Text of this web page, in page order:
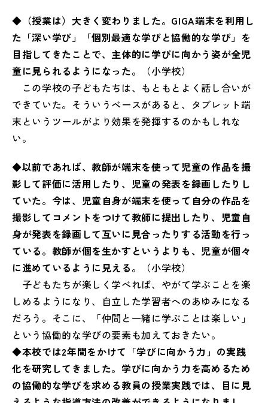
◆（授業は）大きく変わりました。GIGA端末を利用し
た「深い学び」「個別最適な学びと協働的な学び」を
目指してきたことで、主体的に学びに向かう姿が全児
童に見られるようになった。
（小学校）
この学校の子どもたちは、もともとよく話し合いが
できていた。そういうベースがあると、タブレット端
末というツールがより効果を発揮するのかもしれな
い。
◆以前であれば、教師が端末を使って児童の作品を撮
影して評価に活用したり、児童の発表を録画したりし
ていた。今は、児童自身が端末を使って自分の作品を
撮影してコメントをつけて教師に提出したり、児童自
身が発表を録画して互いに見合ったりする活動を行っ
ている。教師が個を生かすというよりも、児童が個々
に進めているように見える。
（小学校）
子どもたちが楽しく学べれば、やがて学ぶことを楽
しめるようになり、自立した学習者へのあゆみになる
だろう。そこに、「仲間と一緒に学ぶことは楽しい」
という協働的な学びの要素も加えておきたい。
◆本校では2年間をかけて「学びに向かう力」の実践
化を研究してきました。学びに向かう力を高めるため
の協働的な学びを求める教員の授業実践では、目に見